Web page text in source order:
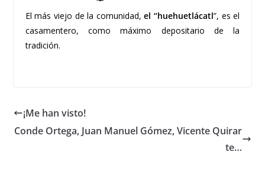
El más viejo de la comunidad, el “huehuetlácatl”, es el
casamentero, como máximo depositario de la
tradición.
¡Me han visto!
Conde Ortega, Juan Manuel Gómez, Vicente Quirar
te…